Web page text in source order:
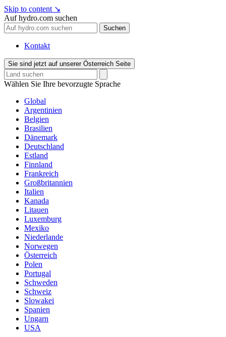
Skip to content ↘
Auf hydro.com suchen
Suchen
Kontakt
Sie sind jetzt auf unserer Österreich Seite
Wählen Sie Ihre bevorzugte Sprache
Global
Argentinien
Belgien
Brasilien
Dänemark
Deutschland
Estland
Finnland
Frankreich
Großbritannien
Italien
Kanada
Litauen
Luxemburg
Mexiko
Niederlande
Norwegen
Österreich
Polen
Portugal
Schweden
Schweiz
Slowakei
Spanien
Ungarn
USA